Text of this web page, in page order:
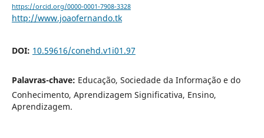
https://orcid.org/0000-0001-7908-3328
http://www.joaofernando.tk
DOI: 10.59616/conehd.v1i01.97
Palavras-chave: Educação, Sociedade da Informação e do
Conhecimento, Aprendizagem Significativa, Ensino,
Aprendizagem.